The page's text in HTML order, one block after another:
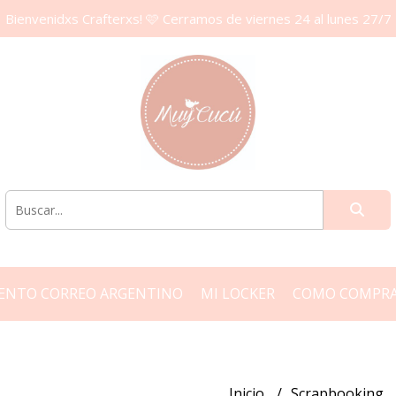
Bienvenidxs Crafterxs! 🩷 Cerramos de viernes 24 al lunes 27/7
CORREO ARGENTINO MI LOCKER COMO